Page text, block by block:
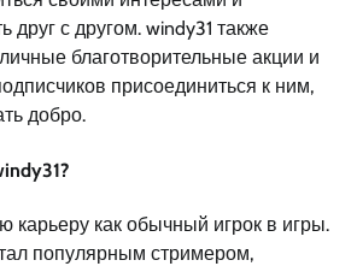
друг с другом. windy31 также
благотворительные акции и
присоединиться к ним,
добро.
карьеру как обычный игрок в игры.
популярным стримером,